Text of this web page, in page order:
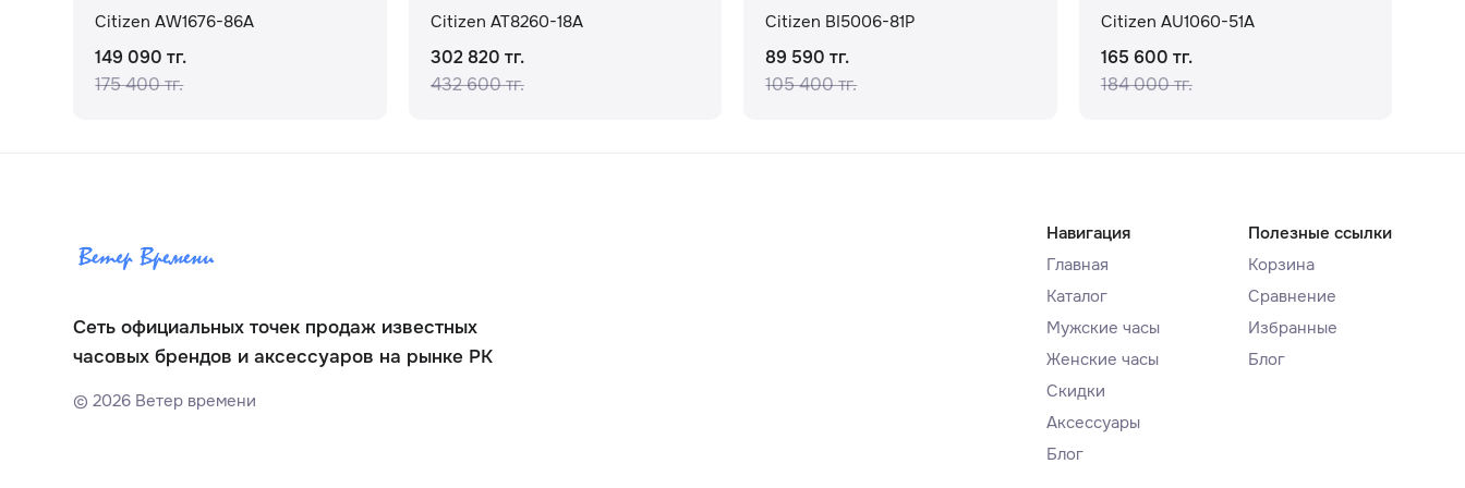
Citizen AW1676-86A
149 090 тг.
175 400 тг.
Citizen AT8260-18A
302 820 тг.
432 600 тг.
Citizen BI5006-81P
89 590 тг.
105 400 тг.
Citizen AU1060-51A
165 600 тг.
184 000 тг.
Сеть официальных точек продаж известных
часовых брендов и аксессуаров на рынке РК
©2026 Ветер времени
Навигация
Главная
Каталог
Мужские часы
Женские часы
Скидки
Аксессуары
Блог
Полезные ссылки
Корзина
Сравнение
Избранные
Блог